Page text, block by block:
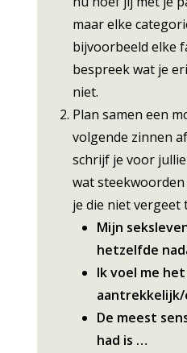
maar elke
bijvoorbeeld elke
bespreek wat je
niet.
Plan samen een
volgende zinnen
schrijf je voor
wat
je die niet vergeet
Mijn
hetzelfde
Ik voel me
De meest
had is …